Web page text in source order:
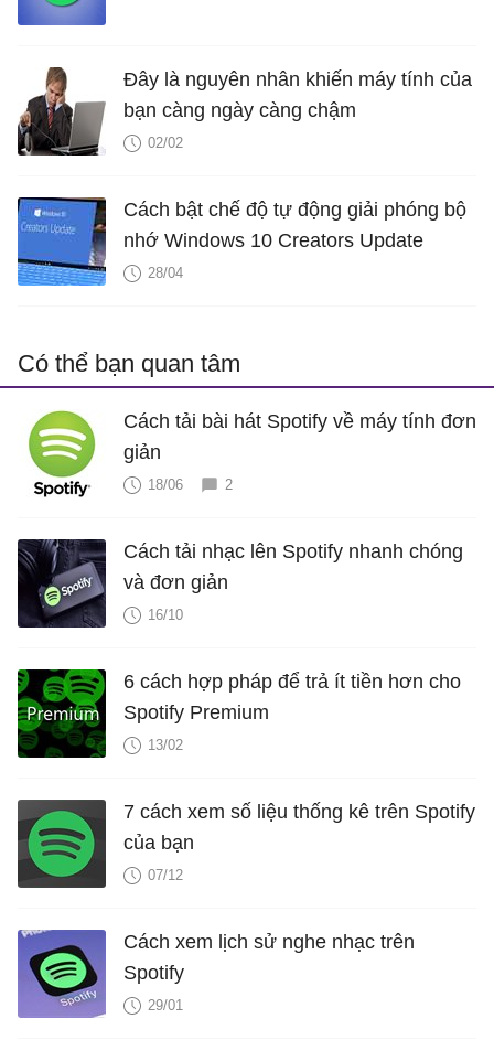
Đây là nguyên nhân khiến máy tính của
bạn càng ngày càng chậm
02/02
Cách bật chế độ tự động giải phóng bộ
nhớ Windows 10 Creators Update
28/04
Có thể bạn quan tâm
Cách tải bài hát Spotify về máy tính đơn
giản
18/06 2
Cách tải nhạc lên Spotify nhanh chóng
và đơn giản
16/10
6 cách hợp pháp để trả ít tiền hơn cho
Spotify Premium
13/02
7 cách xem số liệu thống kê trên Spotify
của bạn
07/12
Cách xem lịch sử nghe nhạc trên
Spotify
29/01